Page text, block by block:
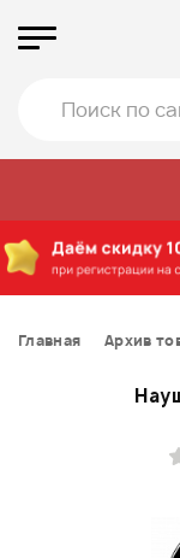
Главная Архив